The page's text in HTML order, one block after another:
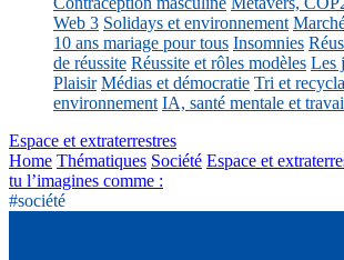
Web 3 Solidays et environnement
10 ans mariage pour tous Insomnies
de réussite Réussite et rôles modèles Les
Plaisir Médias et démocratie Tri et
environnement IA, santé mentale et
Espace et extraterrestres
Home Thématiques Société Espace et
tu l’imagines comme :
#société